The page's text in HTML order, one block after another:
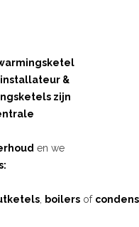
installateur &
zijn
en we
boilers of